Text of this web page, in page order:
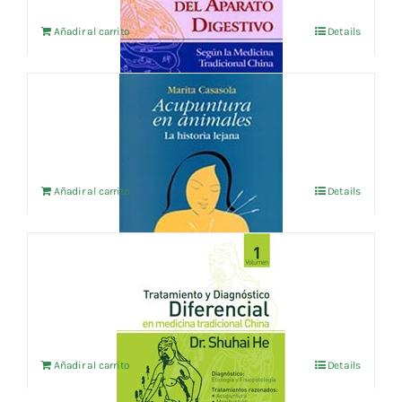
Añadir al carrito Details
ACUPUNTURA EN ANIMALES
IVA no incluído
Añadir al carrito Details
TRATAMIENTO Y DIAGNOSTICO
DIFERENCIAL EN M.T.C. VOL.1
IVA no incluído
Añadir al carrito Details